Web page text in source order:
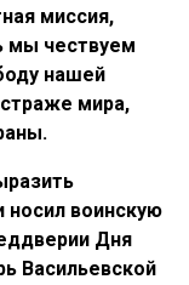
миссия,
мы чествуем
нашей
страже мира,
носил воинскую
Дня
Васильевской